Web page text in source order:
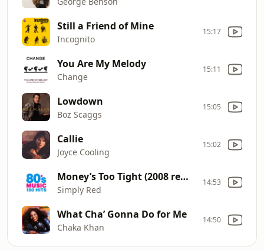
Still a Friend of Mine
Incognito
15:17
You Are My Melody
Change
15:11
Lowdown
Boz Scaggs
15:05
Callie
Joyce Cooling
15:02
Money’s Too Tight (2008 remaster)
Simply Red
14:53
What Cha’ Gonna Do for Me
Chaka Khan
14:50